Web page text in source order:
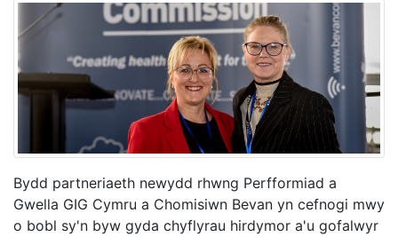
Bydd partneriaeth newydd rhwng Perfformiad a
Gwella GIG Cymru a Chomisiwn Bevan yn cefnogi mwy
o bobl sy'n byw gyda chyflyrau hirdymor a'u gofalwyr